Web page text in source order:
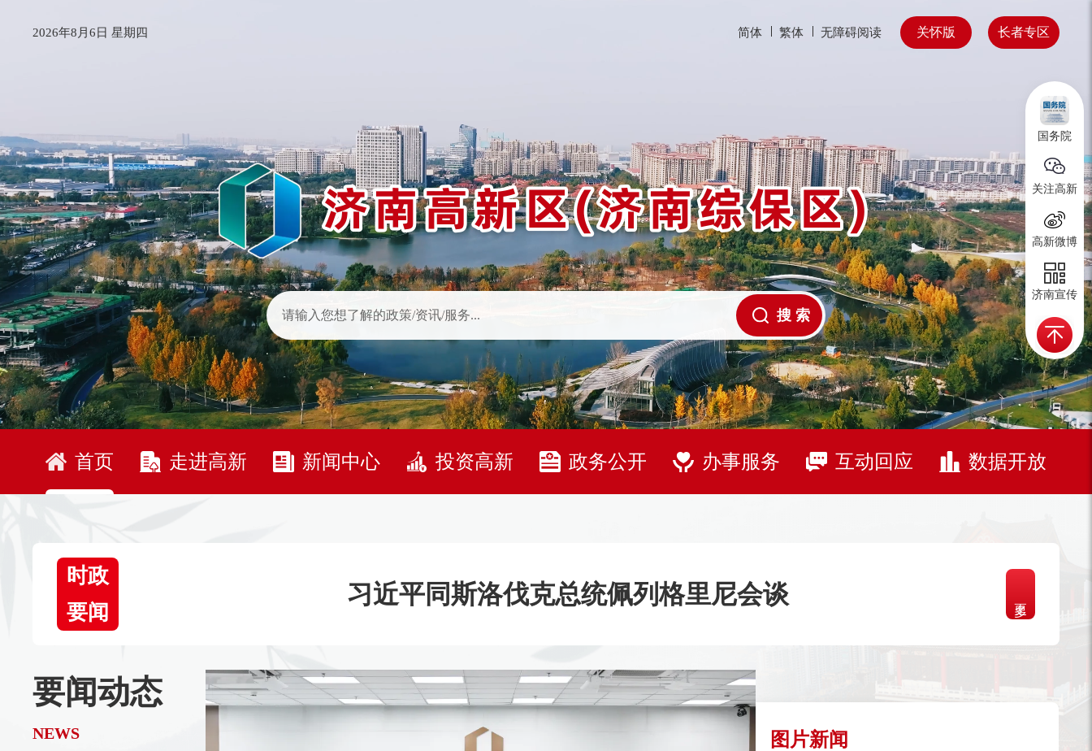
国务院
关注高新
高新微博
济南宣传
2026年8月6日 星期四 简体 繁体 无障碍阅读 关怀版 长者专区
首页 走进高新 新闻中心 投资高新 政务公开 办事服务 互动回应 数据开放
时政
要闻
习近平同斯洛伐克总统佩列格里尼会谈
要闻动态
NEWS 图片新闻